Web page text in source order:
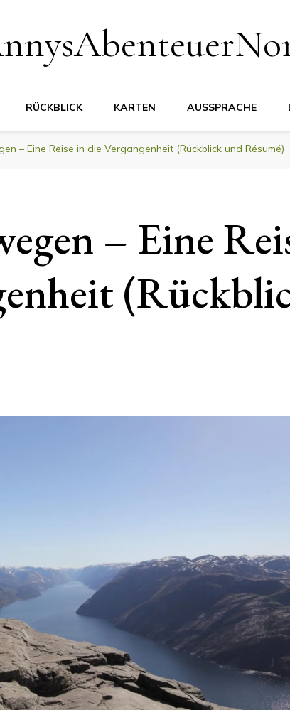
RÜCKBLICK KARTEN AUSSPRACHE
– Eine Reise in die Vergangenheit (Rückblick und Résumé)
– Eine